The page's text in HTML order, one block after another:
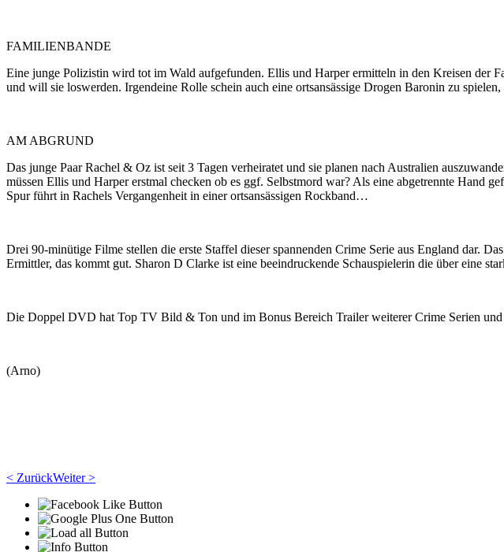
FAMILIENBANDE
Eine junge Polizistin wird tot im Wald aufgefunden. Ellis und Harper ermitteln in den Kreisen der
und will sie loswerden. Irgendeine Rolle schein auch eine ortsansässige Drogen Baronin zu
AM ABGRUND
Das junge Paar Rachel & Oz ist seit 3 Tagen verheiratet und sie planen nach Australien
müssen Ellis und Harper erstmal checken ob es ggf. Selbstmord war? Als eine abgetrennte Hand
Spur führt in Rachels Vergangenheit in einer ortsansässigen Rockband…
Drei 90-minütige Filme stellen die erste Staffel dieser spannenden Crime Serie aus England dar.
Ermittler, das kommt gut. Sharon D Clarke ist eine beeindruckende Schauspielerin die über eine
Die Doppel DVD hat Top TV Bild & Ton und im Bonus Bereich Trailer weiterer Crime Serien
(Arno)
< ZurückWeiter >